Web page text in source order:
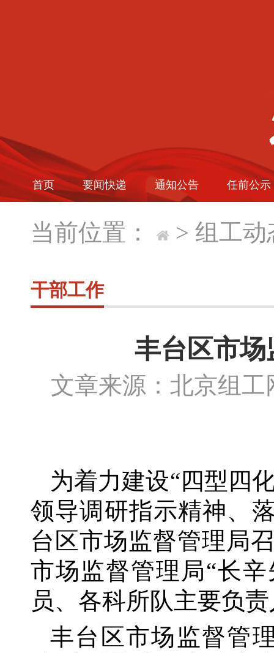
首页 要闻快递 通知公告 任前公示
当前位置： > 组工动
干部工作
丰台区市
文章来源：北京
为着力建设“四型四
领导调研指示精神、
台区市场监督管理局
市场监督管理局“长
员、各科所队主要负
丰台区市场监督管